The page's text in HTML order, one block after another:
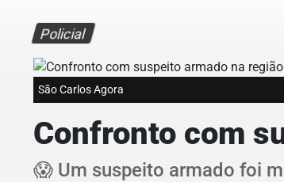
Policial
São Carlos Agora
Confronto com
😱 Um suspeito armado foi